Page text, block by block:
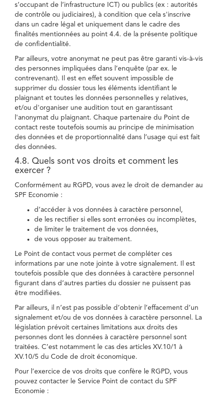
s’occupant de l’infrastructure ICT) ou publics (ex : autorités
de contrôle ou judiciaires), à condition que cela s'inscrive
dans un cadre légal et uniquement dans le cadre des
finalités mentionnées au point 4.4. de la présente politique
de confidentialité.
Par ailleurs, votre anonymat ne peut pas être garanti vis-à-vis
des personnes impliquées dans l’enquête (par ex. le
contrevenant). Il est en effet souvent impossible de
supprimer du dossier tous les éléments identifiant le
plaignant et toutes les données personnelles y relatives,
et/ou d'organiser une audition tout en garantissant
l'anonymat du plaignant. Chaque partenaire du Point de
contact reste toutefois soumis au principe de minimisation
des données et de proportionnalité dans l’usage qui est fait
des données.
4.8. Quels sont vos droits et comment les
exercer ?
Conformément au RGPD, vous avez le droit de demander au
SPF Economie :
d’accéder à vos données à caractère personnel,
de les rectifier si elles sont erronées ou incomplètes,
de limiter le traitement de vos données,
de vous opposer au traitement.
Le Point de contact vous permet de compléter ces
informations par une note jointe à votre signalement. Il est
toutefois possible que des données à caractère personnel
figurant dans d’autres parties du dossier ne puissent pas
être modifiées.
Par ailleurs, il n’est pas possible d’obtenir l’effacement d’un
signalement et/ou de vos données à caractère personnel. La
législation prévoit certaines limitations aux droits des
personnes dont les données à caractère personnel sont
traitées. C’est notamment le cas des articles XV.10/1 à
XV.10/5 du Code de droit économique.
Pour l’exercice de vos droits que confère le RGPD, vous
pouvez contacter le Service Point de contact du SPF
Economie :